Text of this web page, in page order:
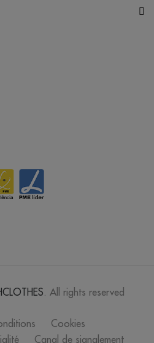
. All rights reserved
Cookies
Canal de signalement